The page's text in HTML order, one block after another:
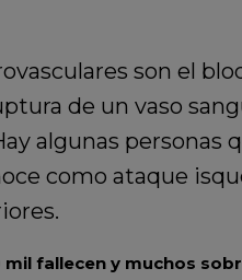
son el
de un vaso
algunas personas
como ataque
mil fallecen y muchos